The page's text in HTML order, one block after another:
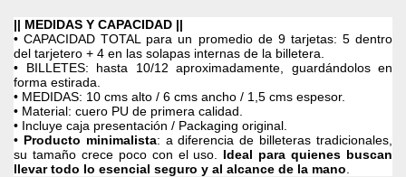
|| MEDIDAS Y CAPACIDAD ||
• CAPACIDAD TOTAL para un promedio de 9 tarjetas: 5 dentro
del tarjetero + 4 en las solapas internas de la billetera.
• BILLETES: hasta 10/12 aproximadamente, guardándolos en
forma estirada.
• MEDIDAS: 10 cms alto / 6 cms ancho / 1,5 cms espesor.
• Material: cuero PU de primera calidad.
• Incluye caja presentación / Packaging original.
• Producto minimalista: a diferencia de billeteras tradicionales,
su tamaño crece poco con el uso. Ideal para quienes buscan
llevar todo lo esencial seguro y al alcance de la mano